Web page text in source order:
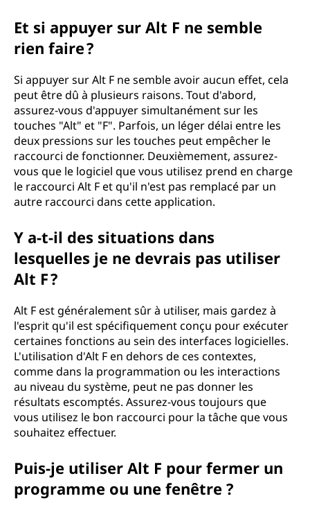
Et si appuyer sur Alt F ne semble
rien faire ?
Si appuyer sur Alt F ne semble avoir aucun effet, cela
peut être dû à plusieurs raisons. Tout d'abord,
assurez-vous d'appuyer simultanément sur les
touches "Alt" et "F". Parfois, un léger délai entre les
deux pressions sur les touches peut empêcher le
raccourci de fonctionner. Deuxièmement, assurez-
vous que le logiciel que vous utilisez prend en charge
le raccourci Alt F et qu'il n'est pas remplacé par un
autre raccourci dans cette application.
Y a-t-il des situations dans
lesquelles je ne devrais pas utiliser
Alt F ?
Alt F est généralement sûr à utiliser, mais gardez à
l'esprit qu'il est spécifiquement conçu pour exécuter
certaines fonctions au sein des interfaces logicielles.
L'utilisation d'Alt F en dehors de ces contextes,
comme dans la programmation ou les interactions
au niveau du système, peut ne pas donner les
résultats escomptés. Assurez-vous toujours que
vous utilisez le bon raccourci pour la tâche que vous
souhaitez effectuer.
Puis-je utiliser Alt F pour fermer un
programme ou une fenêtre ?